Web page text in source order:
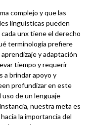
complejo y que las
lingüísticas pueden
unx tiene el derecho
terminología prefiere
y adaptación
tiempo y requerir
a brindar apoyo y
profundizar en este
de un lenguaje
nuestra meta es
la importancia del